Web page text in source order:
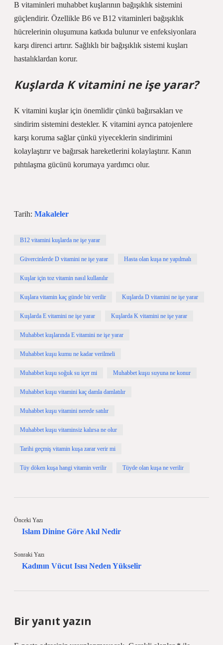
B vitaminleri muhabbet kuşlarının bağışıklık sistemini
güçlendirir. Özellikle B6 ve B12 vitaminleri bağışıklık
hücrelerinin oluşumuna katkıda bulunur ve enfeksiyonlara
karşı direnci artırır. Sağlıklı bir bağışıklık sistemi kuşları
hastalıklardan korur.
Kuşlarda K vitamini ne işe yarar?
K vitamini kuşlar için önemlidir çünkü bağırsakları ve
sindirim sistemini destekler. K vitamini ayrıca patojenlere
karşı koruma sağlar çünkü yiyeceklerin sindirimini
kolaylaştırır ve bağırsak hareketlerini kolaylaştırır. Kanın
pıhtılaşma gücünü korumaya yardımcı olur.
Tarih: Makaleler
B12 vitamini kuşlarda ne işe yarar
Güvercinlerde D vitamini ne işe yarar Hasta olan kuşa ne yapılmalı
Kuşlar için toz vitamin nasıl kullanılır
Kuşlara vitamin kaç günde bir verilir Kuşlarda D vitamini ne işe yarar
Kuşlarda E vitamini ne işe yarar Kuşlarda K vitamini ne işe yarar
Muhabbet kuşlarında E vitamini ne işe yarar
Muhabbet kuşu kumu ne kadar verilmeli
Muhabbet kuşu soğuk su içer mi Muhabbet kuşu suyuna ne konur
Muhabbet kuşu vitamini kaç damla damlatılır
Muhabbet kuşu vitamini nerede satılır
Muhabbet kuşu vitaminsiz kalırsa ne olur
Tarihi geçmiş vitamin kuşa zarar verir mi
Tüy döken kuşa hangi vitamin verilir Tüyde olan kuşa ne verilir
Önceki Yazı
Islam Dinine Göre Akıl Nedir
Sonraki Yazı
Kadının Vücut Isısı Neden Yükselir
Bir yanıt yazın